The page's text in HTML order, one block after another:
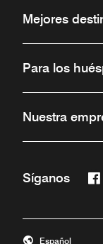
Mejores
Para los
Nuestra
Síganos
Español